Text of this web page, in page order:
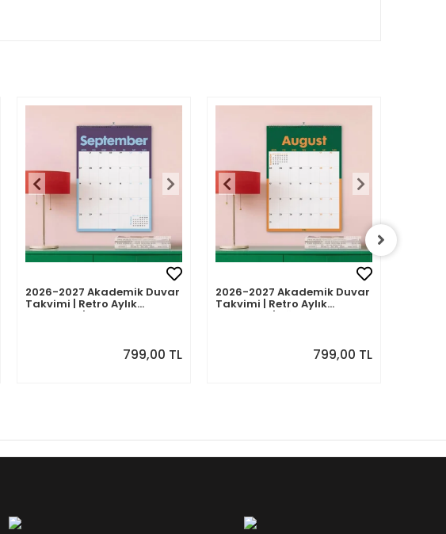
2026-2027 Akademik Duvar
Takvimi | Retro Aylık
Planlayıcı | Eylül 2026 -
799,00 TL
2026-2027 Akademik Duvar
Takvimi | Retro Aylık
Planlayıcı | Ağustos 2026 -
799,00 TL